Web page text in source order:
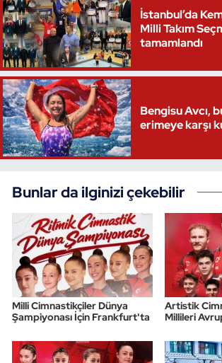
İstanbul’da
Milli Takım
tamamlandı
Bengisu Avcı,
erimeye karşı
Bunlar da ilginizi çekebilir
Milli Cimnastikçiler Dünya
Şampiyonası İçin Frankfurt'ta
Artistik
Millileri
Yüzme